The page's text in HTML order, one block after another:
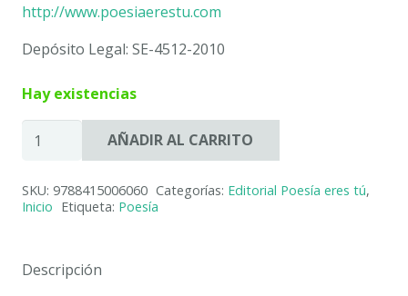
http://www.poesiaerestu.com
Depósito Legal: SE-4512-2010
Hay existencias
PALABRAS
SUICIDA
REY
AÑADIR AL CARRITO
SKU: 9788415006060 Categorías: Editorial Poesía eres tú,
Inicio Etiqueta: Poesía
Descripción